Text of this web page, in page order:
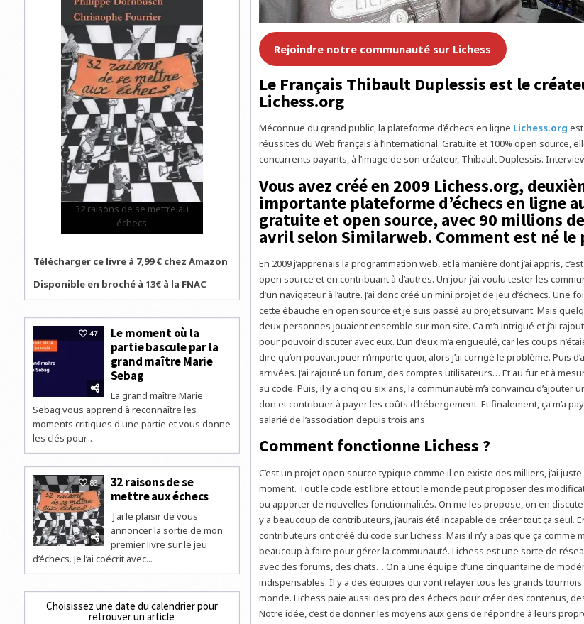
Rejoindre notre communauté sur Lichess
Le Français Thibault Duplessis est le
Lichess.org
Méconnue du grand public, la plateforme d’échecs en ligne Lichess.org
réussites du Web français à l’international. Gratuite et 100% open source,
concurrents payants, à l’image de son créateur, Thibault Duplessis.
Vous avez créé en 2009 Lichess.org,
importante plateforme d’échecs en ligne
gratuite et open source, avec 90 millions
avril selon Similarweb. Comment est né le
En 2009 j’apprenais la programmation web, et la manière dont j’ai appris,
open source et en contribuant à d’autres. Un jour j’ai voulu tester les
d’un navigateur à l’autre. J’ai donc créé un mini projet de jeu d’échecs. Une
cette ébauche en open source et je suis passé au projet suivant. Mais
deux personnes jouaient ensemble sur mon site. Ca m’a intrigué et j’ai
pour pouvoir discuter avec eux. L’un d’eux m’a engueulé, car les coups
dire qu’on pouvait jouer n’importe quoi, alors j’ai corrigé le problème. Puis
arrivées. J’ai rajouté un forum, des comptes utilisateurs… Et au fur et à
au code. Puis, il y a cinq ou six ans, la communauté m’a convaincu d’ajouter
don et contribuer à payer les coûts d’hébergement. Et finalement, ça m’a
salarié de l’association depuis trois ans.
Comment fonctionne Lichess ?
C’est un projet open source typique comme il en existe des milliers, j’ai juste
moment. Tout le code est libre et tout le monde peut proposer des
ou apporter de nouvelles fonctionnalités. On me les propose, on en discute
y a beaucoup de contributeurs, j’aurais été incapable de créer tout ça seul.
contributeurs ont créé du code sur Lichess. Mais il n’y a pas que ça comme
beaucoup à faire pour gérer la communauté. Lichess est une sorte de
avec des forums, des chats… On a une équipe d’une cinquantaine de
indispensables. Il y a des équipes qui vont relayer tous les grands
monde. Lichess paie aussi des pro des échecs pour créer des contenus,
Notre idée, c’est de donner les moyens aux gens de répondre à leurs
32 raisons de se mettre au
échecs
Télécharger ce livre à 7,99 € chez Amazon
Disponible en broché à 13€ à la FNAC
47
Le moment où la
partie bascule par la
grand maître Marie
Sebag
La grand maître Marie
Sebag vous apprend à reconnaître les
moments critiques d'une partie et vous donne
les clés pour...
83
32 raisons de se
mettre aux échecs
J'ai le plaisir de vous
annoncer la sortie de mon
premier livre sur le jeu
d’échecs. Je l’ai coécrit avec...
Choisissez une date du calendrier pour
retrouver un article